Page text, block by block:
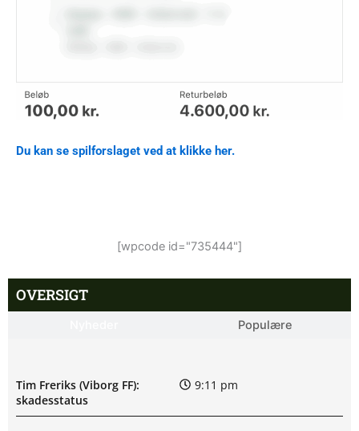
Du kan se spilforslaget ved at klikke her.
[wpcode id="735444"]
OVERSIGT
Populære
Tim Freriks (Viborg FF):
skadesstatus
9:11 pm